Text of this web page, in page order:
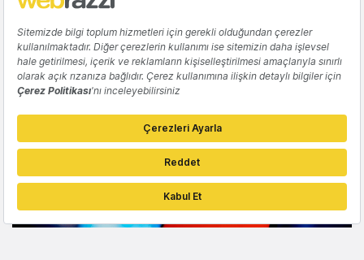
TEKNOLOJI
Adobe, animasyon aracı Animate'i
kapatıyor